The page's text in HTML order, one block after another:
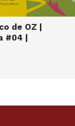
de OZ |
#04 |